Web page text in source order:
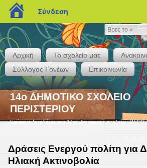
Βρες
το
»
Αρχική Το σχολείο μας
Σύλλογος Γονέων
Επικοινωνία
14ο ΔΗΜΟΤΙΚΟ ΣΧΟΛΕΙΟ
ΠΕΡΙΣΤΕΡΙΟΥ
Επίσημο Ιστολόγιο του 14ου δημοτικού σχολείου
Δράσεις Ενεργού πολίτη για
Ηλιακή Ακτινοβολία
blogs.sch.gr
Σύνδεση